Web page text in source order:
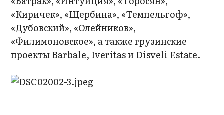
«Киричек», «Щербина», «Темпельгоф»,
«Дубовский», «Олейников»,
«Филимоновское», а также грузинские
проекты Barbale, Iveritas и Disveli Estate.